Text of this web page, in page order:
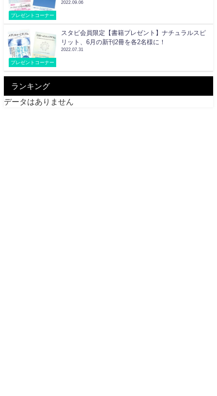
プレゼントコーナー
2022.09.06
プレゼントコーナー
スタピ会員限定【書籍プレゼント】ナチュラルスピ
リット、6月の新刊2冊を各2名様に！
2022.07.31
ランキング
データはありません